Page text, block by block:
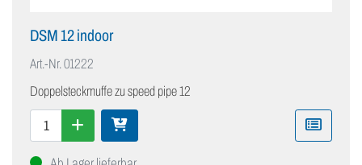
DSM 12 indoor
Art.-Nr.01222
Doppelsteckmuffe zu speed pipe 12